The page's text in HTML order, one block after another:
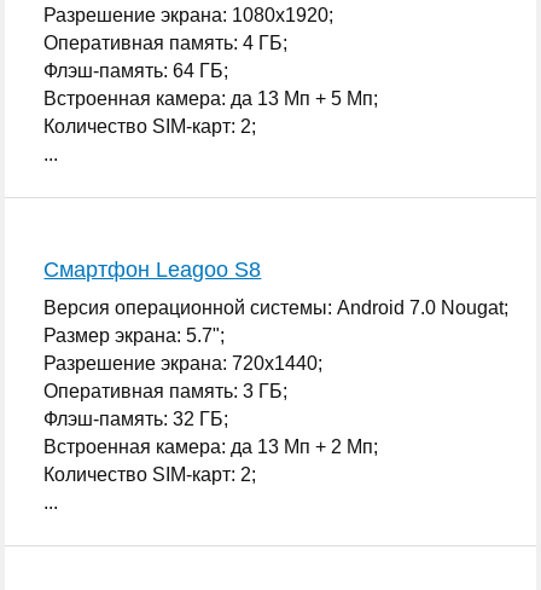
Разрешение экрана: 1080x1920;
Оперативная память: 4 ГБ;
Флэш-память: 64 ГБ;
Встроенная камера: да 13 Мп + 5 Мп;
Количество SIM-карт: 2;
...
Смартфон Leagoo S8
Версия операционной системы: Android 7.0 Nougat;
Размер экрана: 5.7";
Разрешение экрана: 720x1440;
Оперативная память: 3 ГБ;
Флэш-память: 32 ГБ;
Встроенная камера: да 13 Мп + 2 Мп;
Количество SIM-карт: 2;
...